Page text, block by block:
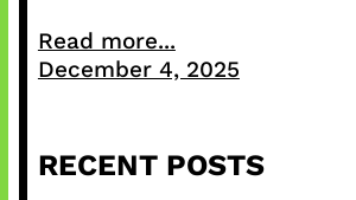
Read more...
December 4, 2025
RECENT POSTS